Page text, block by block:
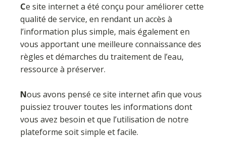
Ce site internet a été conçu pour améliorer cette
qualité de service, en rendant un accès à
l’information plus simple, mais également en
vous apportant une meilleure connaissance des
règles et démarches du traitement de l’eau,
ressource à préserver.
Nous avons pensé ce site internet afin que vous
puissiez trouver toutes les informations dont
vous avez besoin et que l’utilisation de notre
plateforme soit simple et facile.